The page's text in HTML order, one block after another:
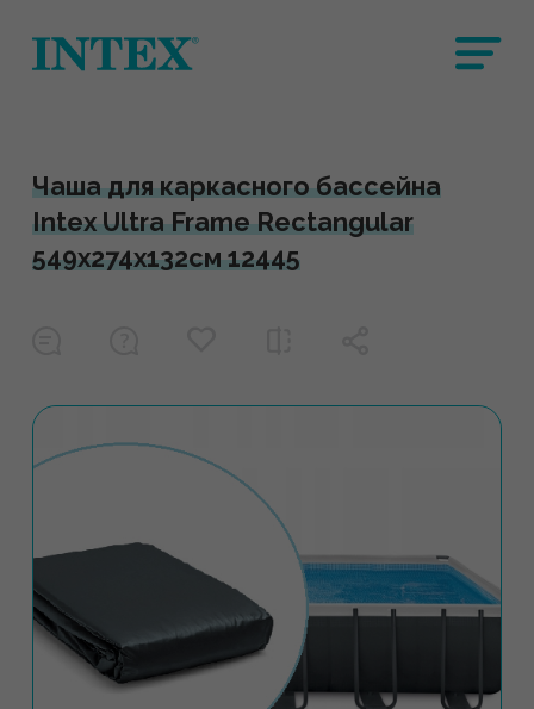
Чаша для каркасного бассейна
Intex Ultra Frame Rectangular
549х274x132см 12445